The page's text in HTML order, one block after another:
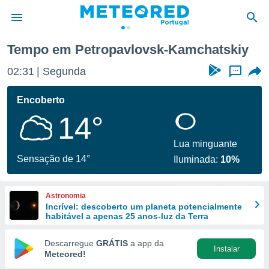
da
foi
fornecidas
a este
das
e
forma
digital
Tempo em Petropavlovsk-Kamchatskiy
02:31 Segunda ...
Encoberto
14°
Sensação de 14°
Lua minguante
Iluminada: 10%
Astronomia
Incrível: descoberto um planeta potencialmente
habitável a apenas 25 anos-luz da Terra
Descarregue GRÁTIS a app da
Meteored!
Instalar